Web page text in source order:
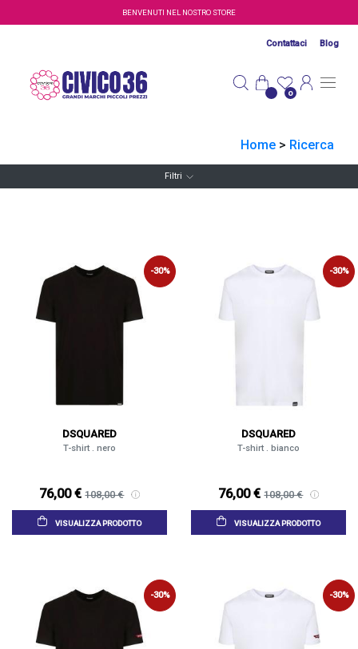
Salta al contenuto principaleBENVENUTI NEL NOSTRO STORE
Contattaci Blog
0
Home > Ricerca
Filtri
-30%
DSQUARED
T-shirt . nero
76,00 € 108,00 €
VISUALIZZA PRODOTTO
-30%
DSQUARED
T-shirt . bianco
76,00 € 108,00 €
VISUALIZZA PRODOTTO
-30% -30%